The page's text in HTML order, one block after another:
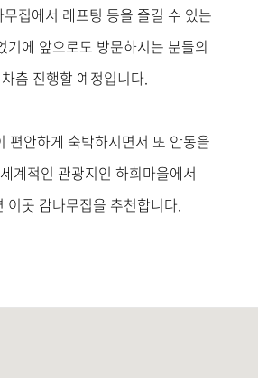
집에서 레프팅 등을 즐길 수 있는
기에 앞으로도 방문하시는 분들의
츰 진행할 예정입니다.
편안하게 숙박하시면서 또 안동을
계적인 관광지인 하회마을에서
이곳 감나무집을 추천합니다.